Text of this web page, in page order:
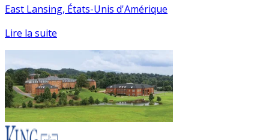
East Lansing, États-Unis d'Amérique
Lire la suite